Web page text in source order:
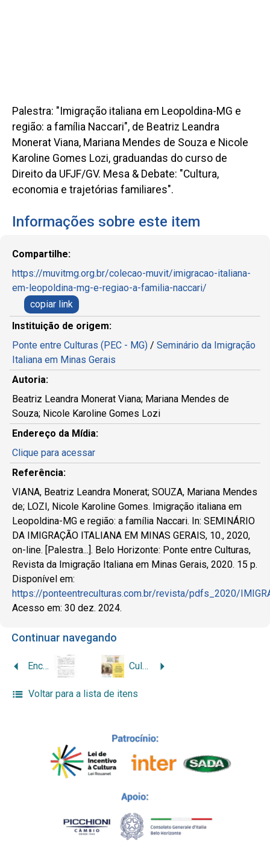
Palestra: "Imigração italiana em Leopoldina-MG e
região: a família Naccari", de Beatriz Leandra
Monerat Viana, Mariana Mendes de Souza e Nicole
Karoline Gomes Lozi, graduandas do curso de
Direito da UFJF/GV. Mesa & Debate: "Cultura,
economia e trajetórias familiares".
Informações sobre este item
Compartilhe:
https://muvitmg.org.br/colecao-muvit/imigracao-italiana-
em-leopoldina-mg-e-regiao-a-familia-naccari/
copiar link
Instituição de origem:
Ponte entre Culturas (PEC - MG) / Seminário da Imigração
Italiana em Minas Gerais
Autoria:
Beatriz Leandra Monerat Viana; Mariana Mendes de
Souza; Nicole Karoline Gomes Lozi
Endereço da Mídia:
Clique para acessar
Referência:
VIANA, Beatriz Leandra Monerat; SOUZA, Mariana Mendes
de; LOZI, Nicole Karoline Gomes. Imigração italiana em
Leopoldina-MG e região: a família Naccari. In: SEMINÁRIO
DA IMIGRAÇÃO ITALIANA EM MINAS GERAIS, 10., 2020,
on-line. [Palestra...]. Belo Horizonte: Ponte entre Culturas,
Revista da Imigração Italiana em Minas Gerais, 2020. 15 p.
Disponível em:
https://ponteentreculturas.com.br/revista/pdfs_2020/
Acesso em: 30 dez. 2024.
Continuar navegando
Encontro com uma Itália sentimental: a origem italiana do escritor Fernando Sabino Cultura, economia e trajetórias familiares
Voltar para a lista de itens